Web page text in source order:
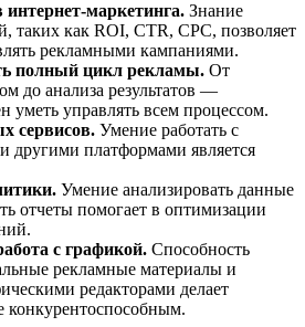
маркетинга. Знание
таких как ROI, CTR, CPC, позволяет
рекламными кампаниями.
полный цикл рекламы. От
до анализа результатов —
уметь управлять всем процессом.
сервисов. Умение работать с
другими платформами является
Умение анализировать данные
отчеты помогает в оптимизации
с графикой. Способность
рекламные материалы и
редакторами делает
конкурентоспособным.